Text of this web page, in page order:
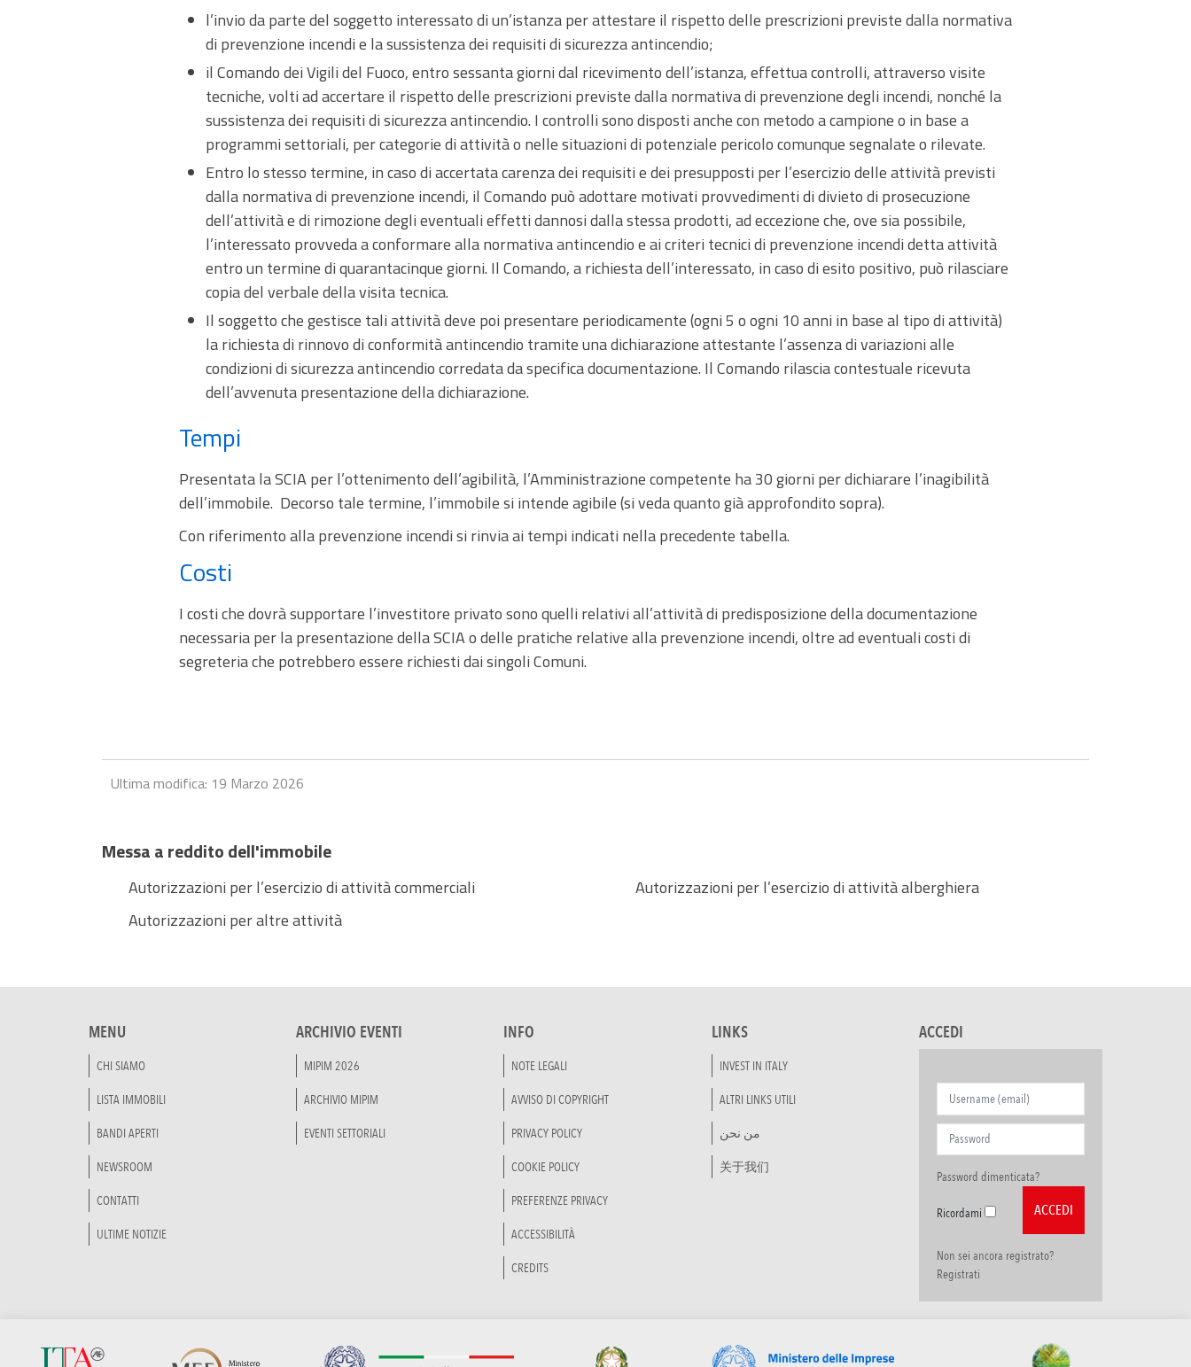
l’invio da parte del soggetto interessato di un’istanza per attestare il rispetto delle prescrizioni previste dalla normativa
di prevenzione incendi e la sussistenza dei requisiti di sicurezza antincendio;
il Comando dei Vigili del Fuoco, entro sessanta giorni dal ricevimento dell’istanza, effettua controlli, attraverso visite
tecniche, volti ad accertare il rispetto delle prescrizioni previste dalla normativa di prevenzione degli incendi, nonché la
sussistenza dei requisiti di sicurezza antincendio. I controlli sono disposti anche con metodo a campione o in base a
programmi settoriali, per categorie di attività o nelle situazioni di potenziale pericolo comunque segnalate o rilevate.
Entro lo stesso termine, in caso di accertata carenza dei requisiti e dei presupposti per l’esercizio delle attività previsti
dalla normativa di prevenzione incendi, il Comando può adottare motivati provvedimenti di divieto di prosecuzione
dell’attività e di rimozione degli eventuali effetti dannosi dalla stessa prodotti, ad eccezione che, ove sia possibile,
l’interessato provveda a conformare alla normativa antincendio e ai criteri tecnici di prevenzione incendi detta attività
entro un termine di quarantacinque giorni. Il Comando, a richiesta dell’interessato, in caso di esito positivo, può rilasciare
copia del verbale della visita tecnica.
Il soggetto che gestisce tali attività deve poi presentare periodicamente (ogni 5 o ogni 10 anni in base al tipo di attività)
la richiesta di rinnovo di conformità antincendio tramite una dichiarazione attestante l’assenza di variazioni alle
condizioni di sicurezza antincendio corredata da specifica documentazione. Il Comando rilascia contestuale ricevuta
dell’avvenuta presentazione della dichiarazione.
Tempi
Presentata la SCIA per l’ottenimento dell’agibilità, l’Amministrazione competente ha 30 giorni per dichiarare l’inagibilità
dell’immobile. Decorso tale termine, l’immobile si intende agibile (si veda quanto già approfondito sopra).
Con riferimento alla prevenzione incendi si rinvia ai tempi indicati nella precedente tabella.
Costi
I costi che dovrà supportare l’investitore privato sono quelli relativi all’attività di predisposizione della documentazione
necessaria per la presentazione della SCIA o delle pratiche relative alla prevenzione incendi, oltre ad eventuali costi di
segreteria che potrebbero essere richiesti dai singoli Comuni.
Ultima modifica: 19 Marzo 2026
Messa a reddito dell'immobile
Autorizzazioni per l’esercizio di attività commerciali
Autorizzazioni per l’esercizio di attività alberghiera
Autorizzazioni per altre attività
MENU
CHI SIAMO
LISTA IMMOBILI
BANDI APERTI
NEWSROOM
CONTATTI
ULTIME NOTIZIE
ARCHIVIO EVENTI
MIPIM 2026
ARCHIVIO MIPIM
EVENTI SETTORIALI
INFO
NOTE LEGALI
AVVISO DI COPYRIGHT
PRIVACY POLICY
COOKIE POLICY
PREFERENZE PRIVACY
ACCESSIBILITÀ
CREDITS
LINKS
INVEST IN ITALY
ALTRI LINKS UTILI
من نحن
关于我们
ACCEDI
Password dimenticata?
Ricordami
Non sei ancora registrato?
Registrati